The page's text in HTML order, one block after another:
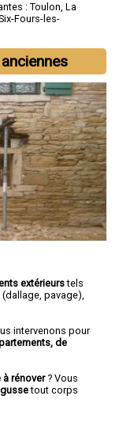
: Toulon, La
Fours-les-
extérieurstels
(dallage, pavage),
intervenons pour
de
rénover? Vous
tout corps